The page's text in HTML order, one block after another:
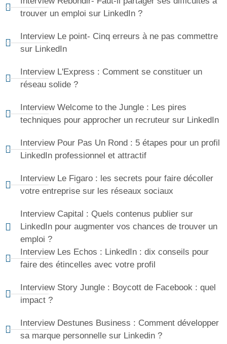
trouver un emploi sur LinkedIn ?
Interview Le point- Cinq erreurs à ne pas commettre
sur LinkedIn
Interview L'Express : Comment se constituer un
réseau solide ?
Interview Welcome to the Jungle : Les pires
techniques pour approcher un recruteur sur LinkedIn
Interview Pour Pas Un Rond : 5 étapes pour un profil
LinkedIn professionnel et attractif
Interview Le Figaro : les secrets pour faire décoller
votre entreprise sur les réseaux sociaux
Interview Capital : Quels contenus publier sur
LinkedIn pour augmenter vos chances de trouver un
emploi ?
Interview Les Echos : LinkedIn : dix conseils pour
faire des étincelles avec votre profil
Interview Story Jungle : Boycott de Facebook : quel
impact ?
Interview Destunes Business : Comment développer
sa marque personnelle sur Linkedin ?